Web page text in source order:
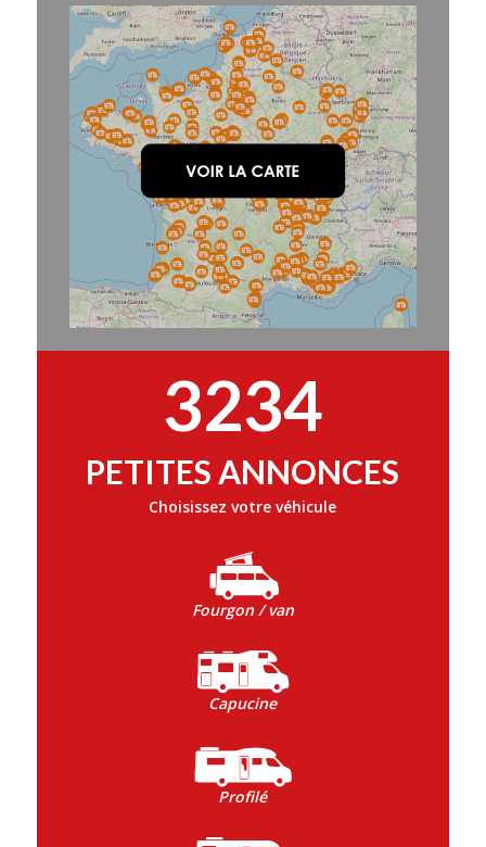
3234
PETITES ANNONCES
Choisissez votre véhicule
Fourgon / van
Capucine
Profilé